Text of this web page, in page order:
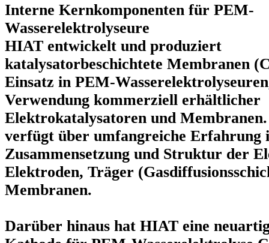
Interne Kernkomponenten für PEM-
Wasserelektrolyseure
HIAT entwickelt und produziert
katalysatorbeschichtete Membranen
Einsatz in PEM-
Verwendung kommerziell erhältlicher
Elektrokatalysatoren und
verfügt über umfangreiche Erfahrung
Zusammensetzung und Struktur der
Elektroden, Träger
Membranen.
Darüber hinaus hat HIAT eine